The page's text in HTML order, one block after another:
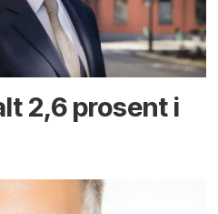
2,6 prosent i